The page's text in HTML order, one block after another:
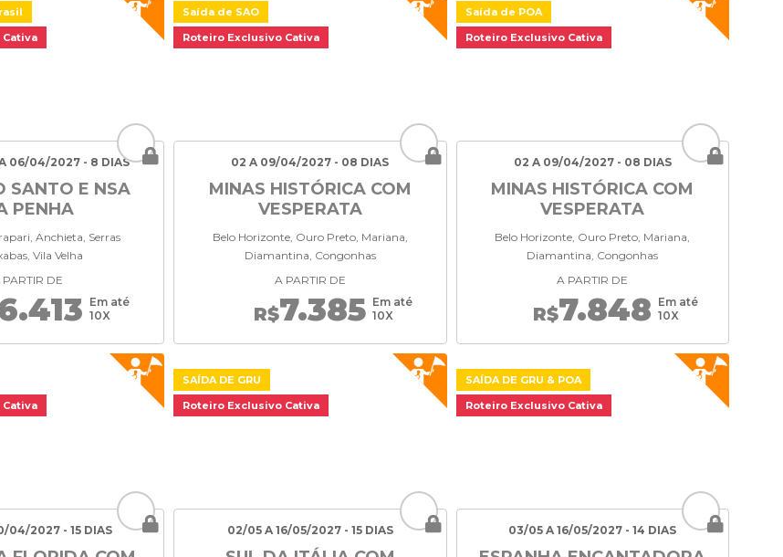
06/04/2027 - 8 DIAS
SANTO E NSA
PENHA
Anchieta, Serras
Vila Velha
PARTIR DE
Em até
10X
Saída de SAO
Roteiro Exclusivo Cativa
02 A 09/04/2027 - 08 DIAS
MINAS HISTÓRICA COM
VESPERATA
Belo Horizonte, Ouro Preto, Mariana,
Diamantina, Congonhas
A PARTIR DE
R$7.385 Em até
10X
Saída de POA
Roteiro Exclusivo Cativa
02 A 09/04/2027 - 08 DIAS
MINAS HISTÓRICA COM
VESPERATA
Belo Horizonte, Ouro Preto, Mariana,
Diamantina, Congonhas
A PARTIR DE
R$7.848 Em até
10X
04/2027 - 15 DIAS
SAÍDA DE GRU
Roteiro Exclusivo Cativa
02/05 A 16/05/2027 - 15 DIAS
SAÍDA DE GRU & POA
Roteiro Exclusivo Cativa
03/05 A 16/05/2027 - 14 DIAS